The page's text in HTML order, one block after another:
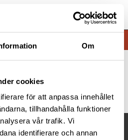
Om
cookies
för att anpassa innehållet
tillhandahålla funktioner
vår trafik. Vi
identifierare och annan